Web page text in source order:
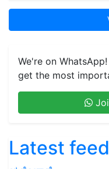
We're on
get the most
Latest